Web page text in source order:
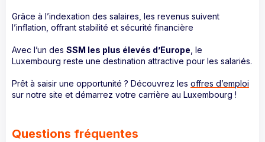
Grâce à l’indexation des salaires, les revenus suivent
l’inflation, offrant stabilité et sécurité financière
Avec l’un des SSM les plus élevés d’Europe, le
Luxembourg reste une destination attractive pour les salariés.
Prêt à saisir une opportunité ? Découvrez les offres d’emploi
sur notre site et démarrez votre carrière au Luxembourg !
Questions fréquentes